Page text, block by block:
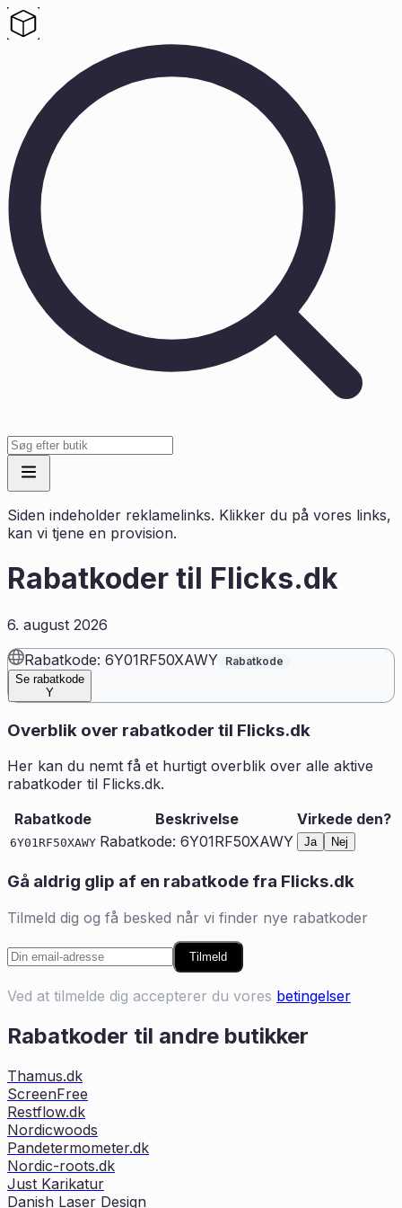
Siden indeholder reklamelinks. Klikker du på vores links,
kan vi tjene en provision.
Rabatkoder til Flicks.dk
6. august 2026
Rabatkode: 6Y01RF50XAWY Rabatkode
Se rabatkode
Y
Overblik over rabatkoder til Flicks.dk
Her kan du nemt få et hurtigt overblik over alle aktive
rabatkoder til Flicks.dk.
Rabatkode
Beskrivelse Virkede den?
6Y01RF50XAWY Rabatkode: 6Y01RF50XAWY Ja Nej
Gå aldrig glip af en rabatkode fra Flicks.dk
Tilmeld dig og få besked når vi finder nye rabatkoder
Tilmeld
Ved at tilmelde dig accepterer du vores betingelser
Rabatkoder til andre butikker
Thamus.dk
ScreenFree
Restflow.dk
Nordicwoods
Pandetermometer.dk
Nordic-roots.dk
Just Karikatur
Danish Laser Design